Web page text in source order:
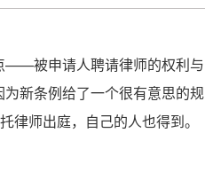
——被申请人聘请律师的权利与
新条例给了一个很有意思的规
律师出庭，自己的人也得到。